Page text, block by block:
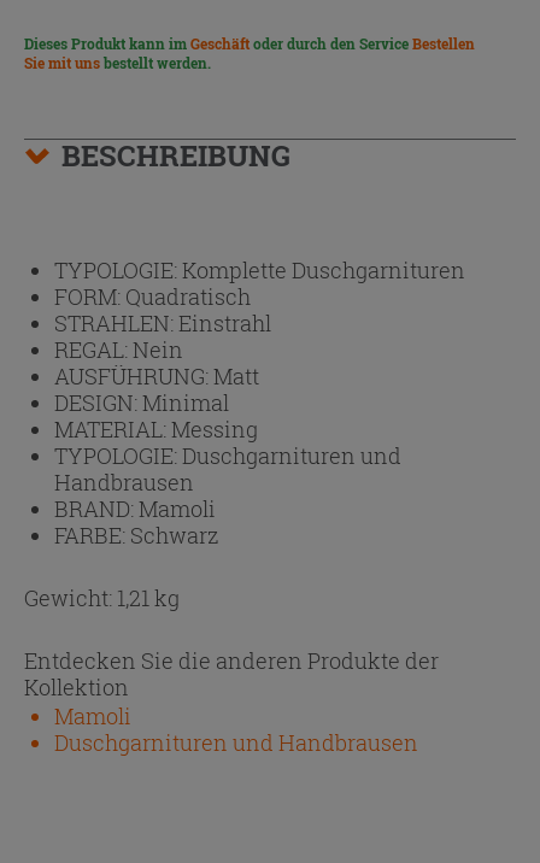
Dieses Produkt kann imGeschäftoder durch den ServiceBestellen
Sie mit unsbestellt werden.
BESCHREIBUNG
TYPOLOGIE:Komplette Duschgarnituren
FORM: Quadratisch
STRAHLEN:Einstrahl
REGAL:Nein
AUSFÜHRUNG:Matt
DESIGN:Minimal
MATERIAL:Messing
TYPOLOGIE:Duschgarnituren und
Handbrausen
BRAND:Mamoli
FARBE: Schwarz
Gewicht: 1,21 kg
Entdecken Sie die anderen Produkte der
Kollektion
Mamoli
Duschgarnituren und Handbrausen